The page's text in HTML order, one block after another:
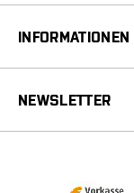
INFORMATIONEN
NEWSLETTER